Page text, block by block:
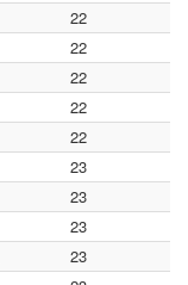
22
22
22
22
22
23
23
23
23